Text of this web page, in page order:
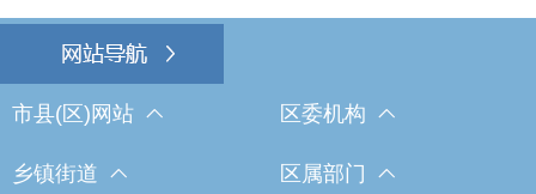
市县(区)网站 区委机构
乡镇街道 区属部门